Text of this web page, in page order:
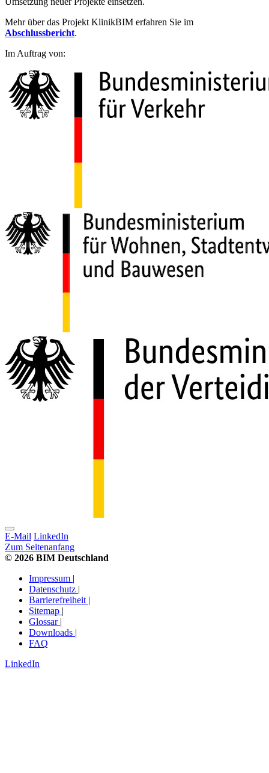
Mehr über das Projekt KlinikBIM erfahren Sie im
Abschlussbericht.
Im Auftrag von:
E-Mail LinkedIn
Zum Seitenanfang
© 2026 BIM Deutschland
Impressum |
Datenschutz |
Barrierefreiheit |
Sitemap |
Glossar |
Downloads |
FAQ
LinkedIn